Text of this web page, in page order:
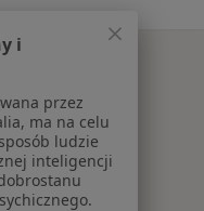
i
przez
ma na celu
ludzie
inteligencji